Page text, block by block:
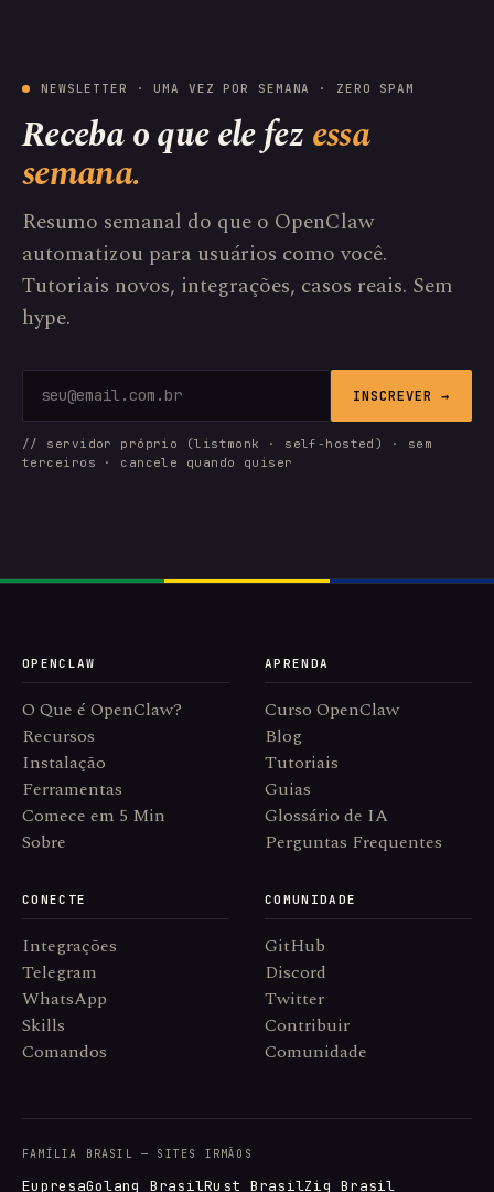
NEWSLETTER · UMA VEZ POR SEMANA · ZERO SPAM
Receba o que ele fezessa
semana.
Resumo semanal do que o OpenClaw
automatizou para usuários como você.
Tutoriais novos, integrações, casos reais. Sem
hype.
INSCREVER →
// servidor próprio (listmonk · self-hosted) · sem
terceiros · cancele quando quiser
OPENCLAW
O Que é OpenClaw?
Recursos
Instalação
Ferramentas
Comece em 5 Min
Sobre
APRENDA
Curso OpenClaw
Blog
Tutoriais
Guias
Glossário de IA
Perguntas Frequentes
CONECTE
Integrações
Telegram
WhatsApp
Skills
Comandos
COMUNIDADE
GitHub
Discord
Twitter
Contribuir
Comunidade
FAMÍLIA BRASIL — SITES IRMÃOS
EupresaGolang BrasilRust BrasilZig Brasil